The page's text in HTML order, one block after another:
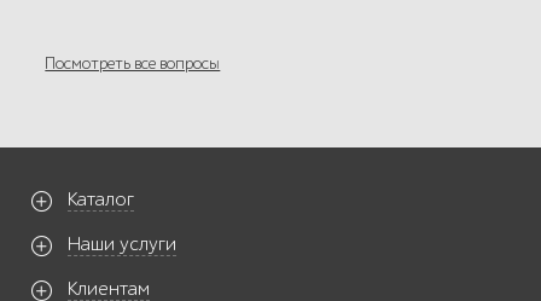
Посмотреть все вопросы
Каталог
Наши услуги
Клиентам